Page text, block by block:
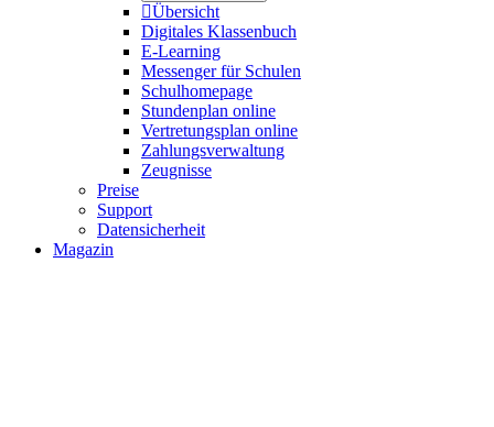
Übersicht
Digitales Klassenbuch
E-Learning
Messenger für Schulen
Schulhomepage
Stundenplan online
Vertretungsplan online
Zahlungsverwaltung
Zeugnisse
Preise
Support
Datensicherheit
Magazin